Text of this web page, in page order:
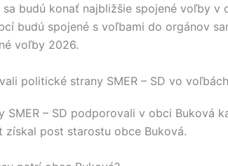
sa budú konať najbližšie spojené voľby
budú spojené s voľbami do orgánov
voľby 2026.
politické strany SMER – SD vo
SMER – SD podporovali v obci Buková
získal post starostu obce Buková.